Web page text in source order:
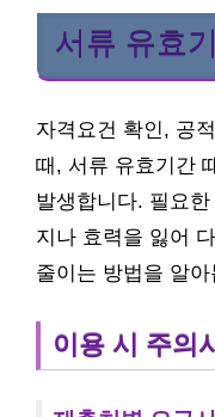
서류 유효
자격요건 확인, 공
때, 서류 유효기간
발생합니다. 필요
지나 효력을 잃어
줄이는 방법을 알아
이용 시 주의